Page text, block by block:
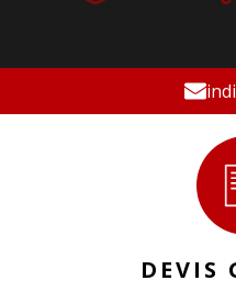
DEVIS